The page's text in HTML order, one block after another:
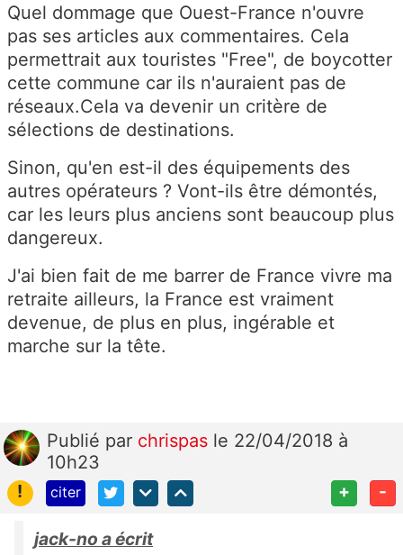
Quel dommage que Ouest-France n'ouvre
pas ses articles aux commentaires. Cela
permettrait aux touristes "Free", de boycotter
cette commune car ils n'auraient pas de
réseaux.Cela va devenir un critère de
sélections de destinations.
Sinon, qu'en est-il des équipements des
autres opérateurs ? Vont-ils être démontés,
car les leurs plus anciens sont beaucoup plus
dangereux.
J'ai bien fait de me barrer de France vivre ma
retraite ailleurs, la France est vraiment
devenue, de plus en plus, ingérable et
marche sur la tête.
Publié par chrispas le 22/04/2018 à
10h23
!
citer + -
jack-no a écrit